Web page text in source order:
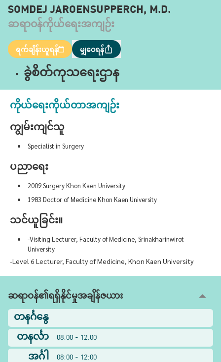
SOMDEJ JAROENSUPPERCH, M.D.
ဆရာဝန်ကိုယ်ရေးအကျဉ်း
ရက်ချိန်းယူရန် မျှဝေရန်
ခွဲစိတ်ကုသရေးဌာန
ကိုယ်ရေးကိုယ်တာအကျဉ်း
ကျွမ်းကျင်သူ
Specialist in Surgery
ပညာရေး
2009 Surgery Khon Kaen University
1983 Doctor of Medicine Khon Kaen University
သင်ယူခြင်း။
-Visiting Lecturer, Faculty of Medicine, Srinakharinwirot
University
-Level 6 Lecturer, Faculty of Medicine, Khon Kaen University
ဆရာဝန်၏ရရှိနိုင်မှုအချိန်ဇယား
တနင်္ဂနွေ
တနင်္လာ
08:00 - 12:00
အင်္ဂါ
08:00 - 12:00